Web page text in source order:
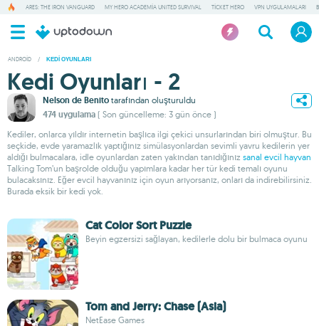
ARES: THE IRON VANGUARD MY HERO ACADEMIA UNITED SURVIVAL TICKET HERO VPN UYGULAMALARI
ANDROID / KEDI OYUNLARI
Kedi Oyunları - 2
Nelson de Benito tarafından oluşturuldu
474 uygulama ( Son güncelleme: 3 gün önce )
Kediler, onlarca yıldır internetin başlıca ilgi çekici unsurlarından biri olmuştur. Bu
seçkide, evde yaramazlık yaptığınız simülasyonlardan sevimli yavru kedilerin yer
aldığı bulmacalara, idle oyunlardan zaten yakından tanıdığınız sanal evcil hayvan
Talking Tom’un başrolde olduğu yapımlara kadar her tür kedi temalı oyunu
bulacaksınız. Eğer evcil hayvanınız için oyun arıyorsanız, onları da indirebilirsiniz.
Burada eksik bir kedi yok.
Cat Color Sort Puzzle
Beyin egzersizi sağlayan, kedilerle dolu bir bulmaca oyunu
Tom and Jerry: Chase (Asia)
NetEase Games